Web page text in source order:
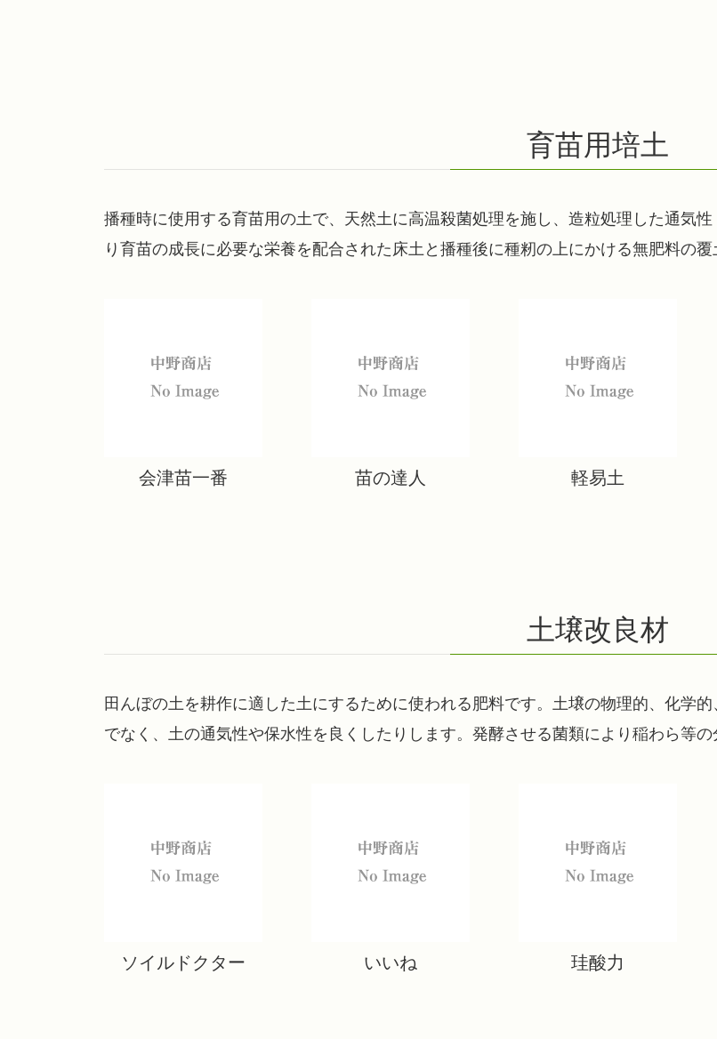
育苗用培土
播種時に使用する育苗用の土で、天然土に高温殺菌処理を施し、造粒処理した通気
り育苗の成長に必要な栄養を配合された床土と播種後に種籾の上にかける無肥料の覆
会津苗一番 苗の達人 軽易土
土壌改良材
田んぼの土を耕作に適した土にするために使われる肥料です。土壌の物理的、化学
でなく、土の通気性や保水性を良くしたりします。発酵させる菌類により稲わら等の
ソイルドクター いいね 珪酸力